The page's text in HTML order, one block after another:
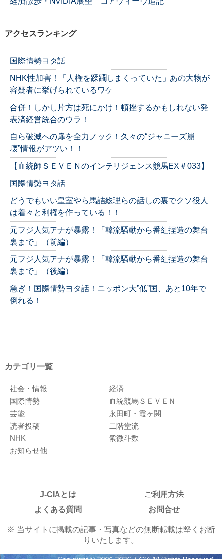
アクセスランキング
国際情勢ヨタ話
NHK性加害！「人権を蹂躙しまくっていた」あの大物が
容疑者に挙げられているワケ
合併！しかし片方は死にかけ！頓挫するかもしれない発
表済経営統合のウラ！
自ら破滅への扉を全力ノック！久々の“ジャニーズ崩
壊”情報がアツい！！
【血統師ＳＥＶＥＮのインテリジェンス競馬EX＃033】
国際情勢ヨタ話
どうでもいい皇室やら馬詰総理らの話しの裏でクソ役人
は着々と利権を作っている！！
元フジ人気アナが暴露！「韓流騒動から番組捏造の舞台
裏まで」（前編）
元フジ人気アナが暴露！「韓流騒動から番組捏造の舞台
裏まで」（後編）
急ぎ！国際情勢ヨタ話！ニッポン大”低”国、あと10年で
倒れる！
カテゴリ一覧
社会・情報
経済
国際情勢
血統競馬ＳＥＶＥＮ
芸能
永田町・霞ヶ関
読者投稿
二階堂流
NHK
紫微斗数
お知らせ他
J-CIAとは
ご利用方法
よくある質問
お問合せ
※ 当サイトに掲載の記事・写真などの無断転載は堅くお断
りいたします。